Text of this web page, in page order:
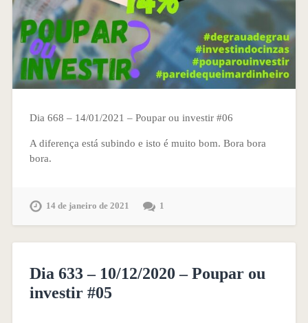
Dia 668 – 14/01/2021 – Poupar ou investir #06
A diferença está subindo e isto é muito bom. Bora bora
bora.
14 de janeiro de 2021 1
Dia 633 – 10/12/2020 – Poupar ou
investir #05